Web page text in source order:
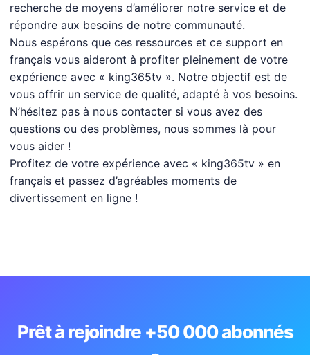
recherche de moyens d’améliorer notre service et de
répondre aux besoins de notre communauté.
Nous espérons que ces ressources et ce support en
français vous aideront à profiter pleinement de votre
expérience avec « king365tv ». Notre objectif est de
vous offrir un service de qualité, adapté à vos besoins.
N’hésitez pas à nous contacter si vous avez des
questions ou des problèmes, nous sommes là pour
vous aider !
Profitez de votre expérience avec « king365tv » en
français et passez d’agréables moments de
divertissement en ligne !
Prêt à rejoindre +50 000 abonnés